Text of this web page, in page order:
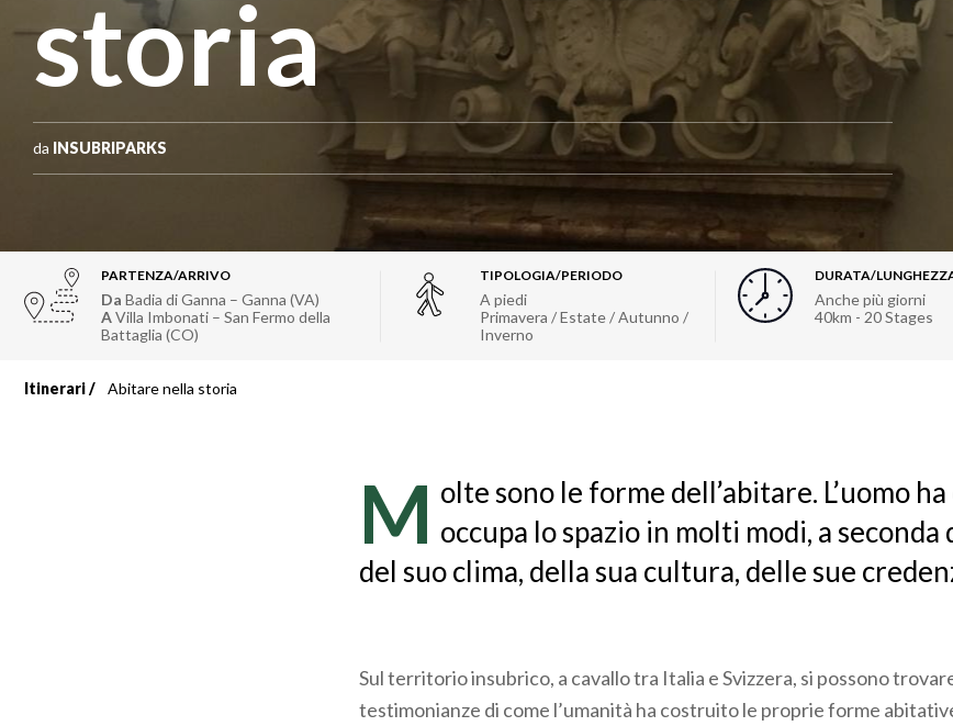
storia
da INSUBRIPARKS
PARTENZA/ARRIVO
Da Badia di Ganna – Ganna (VA)
AVilla Imbonati – San Fermo della
Battaglia (CO)
TIPOLOGIA/PERIODO
A piedi
Primavera / Estate / Autunno /
Inverno
DURATA/
Anche più giorni
40km - 20 Stages
Itinerari Abitare nella storia
M olte sono le forme dell’abitare. L’uomo
occupa lo spazio in molti modi, a seconda
del suo clima, della sua cultura, delle sue
Sul territorio insubrico, a cavallo tra Italia e Svizzera, si possono
testimonianze di come l’umanità ha costruito le proprie forme